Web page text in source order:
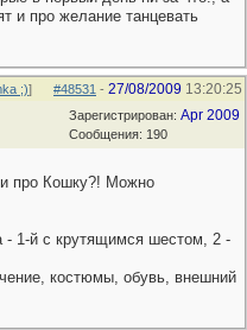
и про желание танцевать
#48531 - 27/08/2009 13:20:25
;)]
Зарегистрирован: Apr 2009
Сообщения: 190
про Кошку?! Можно
- 1-й с крутящимся шестом, 2 -
костюмы, обувь, внешний